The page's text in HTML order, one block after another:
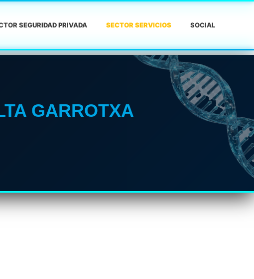
SEGURIDAD PRIVADA SECTOR SERVICIOS SOCIAL
GARROTXA